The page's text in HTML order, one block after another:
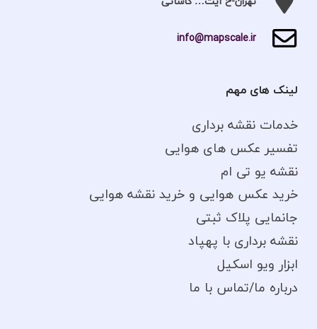
info@mapscale.ir
لینک های مهم
خدمات نقشه برداری
تفسیر عکس های هوایی
نقشه یو تی ام
خرید عکس هوایی و خرید نقشه هوایی
جانمایی پلاک ثبتی
نقشه برداری با پهپاد
ابزار ویو اسکیل
درباره ما/تماس با ما